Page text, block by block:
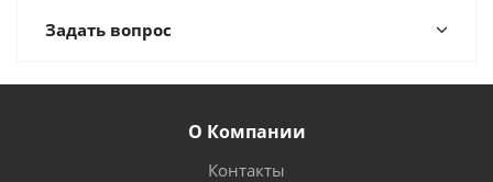
Задать вопрос
О Компании
Контакты